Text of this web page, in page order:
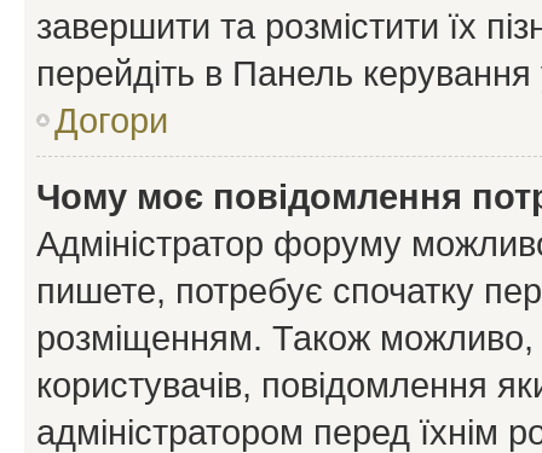
завершити та розмістити їх
перейдіть в Панель керування
Догори
Чому моє повідомлення
Адміністратор форуму
пишете, потребує спочатку
розміщенням. Також можливо,
користувачів, повідомлення
адміністратором перед їхнім